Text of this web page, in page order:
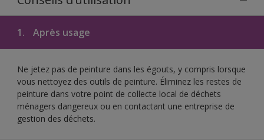
1. Après usage
Ne jetez pas de peinture dans les égouts, y compris lorsque
vous nettoyez des outils de peinture. Éliminez les restes de
peinture dans votre point de collecte local de déchets
ménagers dangereux ou en contactant une entreprise de
gestion des déchets.